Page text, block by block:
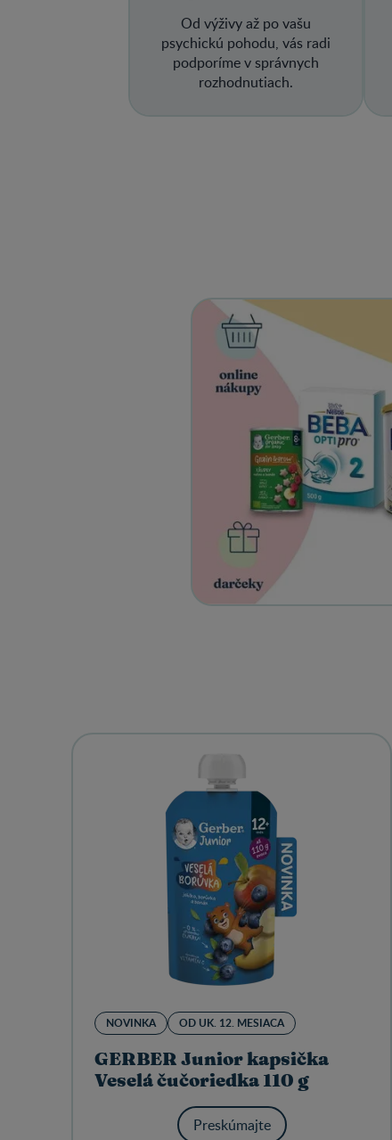
View details
Od výživy až po vašu
psychickú pohodu, vás radi
podporíme v správnych
rozhodnutiach.
View details
NOVINKA OD UK. 12. MESIACA
GERBER Junior kapsička
Veselá čučoriedka 110 g
Preskúmajte